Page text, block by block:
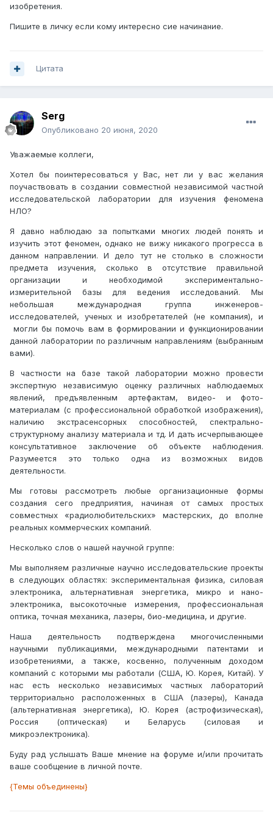
изобретения.
Пишите в личку если кому интересно сие начинание.
Цитата
Serg
Опубликовано 20 июня, 2020
Уважаемые коллеги,
Хотел бы поинтересоваться у Вас, нет ли у вас желания
поучаствовать в создании совместной независимой частной
исследовательской лаборатории для изучения феномена
НЛО?
Я давно наблюдаю за попытками многих людей понять и
изучить этот феномен, однако не вижу никакого прогресса в
данном направлении. И дело тут не столько в сложности
предмета изучения, сколько в отсутствие правильной
организации и необходимой экспериментально-
измерительной базы для ведения исследований. Мы
небольшая международная группа инженеров-
исследователей, ученых и изобретателей (не компания), и
могли бы помочь вам в формировании и функционировании
данной лаборатории по различным направлениям (выбранным
вами).
В частности на базе такой лаборатории можно провести
экспертную независимую оценку различных наблюдаемых
явлений, предъявленным артефактам, видео- и фото-
материалам (с профессиональной обработкой изображения),
наличию экстрасенсорных способностей, спектрально-
структурному анализу материала и тд. И дать исчерпывающее
консультативное заключение об объекте наблюдения.
Разумеется это только одна из возможных видов
деятельности.
Мы готовы рассмотреть любые организационные формы
создания сего предприятия, начиная от самых простых
совместных «радиолюбительских» мастерских, до вполне
реальных коммерческих компаний.
Несколько слов о нашей научной группе:
Мы выполняем различные научно исследовательские проекты
в следующих областях: экспериментальная физика, силовая
электроника, альтернативная энергетика, микро и нано-
электроника, высокоточные измерения, профессиональная
оптика, точная механика, лазеры, био-медицина, и другие.
Наша деятельность подтверждена многочисленными
научными публикациями, международными патентами и
изобретениями, а также, косвенно, полученным доходом
компаний с которыми мы работали (США, Ю. Корея, Китай). У
нас есть несколько независимых частных лабораторий
территориально расположенных в США (лазеры), Канада
(альтернативная энергетика), Ю. Корея (астрофизическая),
Россия (оптическая) и Беларусь (силовая и
микроэлектроника).
Буду рад услышать Ваше мнение на форуме и/или прочитать
ваше сообщение в личной почте.
{Темы объединены}